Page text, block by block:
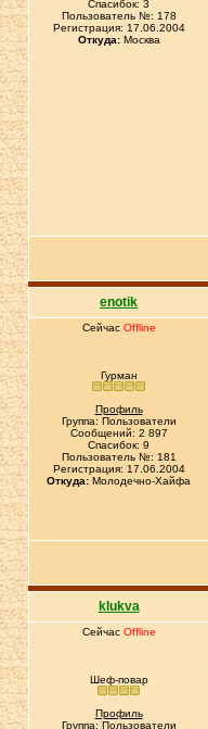
Спасибок: 3
Пользователь №: 178
Регистрация: 17.06.2004
Откуда:Москва
enotik
Сейчас Offline
Гурман
Профиль
Группа: Пользователи
Сообщений: 2 897
Спасибок: 9
Пользователь №: 181
Регистрация: 17.06.2004
Откуда: Молодечно-Хайфа
klukva
Сейчас Offline
Шеф-повар
Профиль
Группа: Пользователи